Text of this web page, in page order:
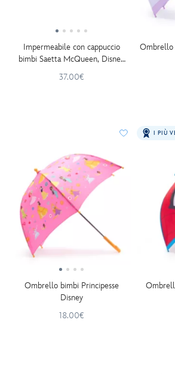
Impermeabile con cappuccio
bimbi Saetta McQueen, Disney
37.00€
Ombrello
Ombrello bimbi Principesse
Disney
18.00€
I PIÙ